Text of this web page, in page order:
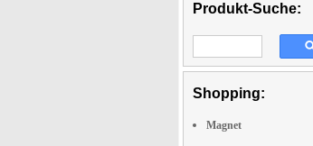
Produkt-Suche:
Shopping:
Magnet